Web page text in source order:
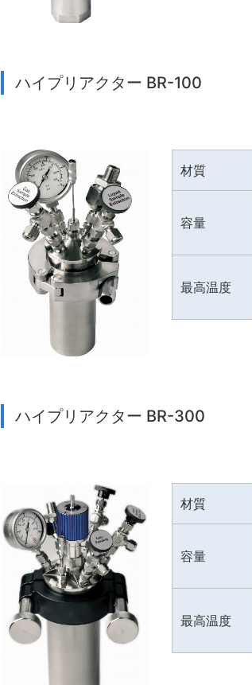
ハイプリアクター BR-100
材質
容量
最高温度
ハイプリアクター BR-300
材質
容量
最高温度